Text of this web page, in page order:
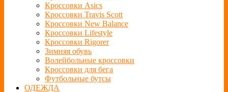
Кроссовки Asics
Кроссовки Travis Scott
Кроссовки New Balance
Кроссовки Lifestyle
Кроссовки Rigorer
Зимняя обувь
Волейбольные кроссовки
Кроссовки для бега
Футбольные бутсы
ОДЕЖДА